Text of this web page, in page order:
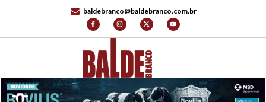
baldebranco@baldebranco.com.br